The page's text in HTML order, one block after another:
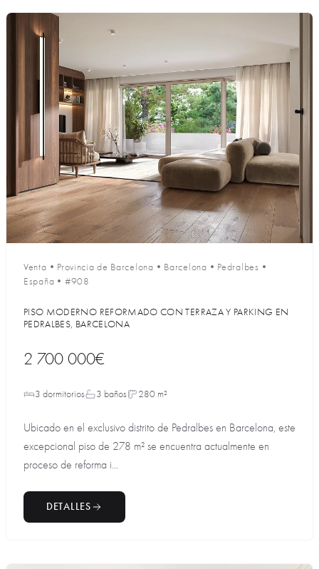
Venta • Provincia de Barcelona • Barcelona • Pedralbes •
España • #908
PISO MODERNO REFORMADO CON TERRAZA Y PARKING EN
PEDRALBES, BARCELONA
2 700 000€
3 dormitorios 3 baños 280 m²
Ubicado en el exclusivo distrito de Pedralbes en Barcelona, este
excepcional piso de 278 m² se encuentra actualmente en
proceso de reforma i...
DETALLES